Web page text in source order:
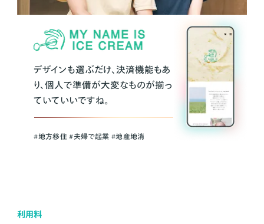
デザインも選ぶだけ、決済機能もあ
り、個人で準備が大変なものが揃っ
ていていいですね。
#地方移住 #夫婦で起業 #地産地消
利用料